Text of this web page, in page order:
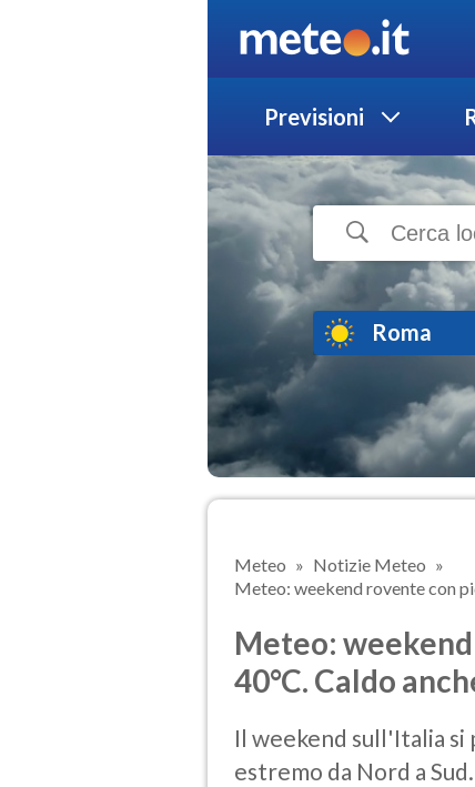
Previsioni
Roma
Meteo
Notizie Meteo
Meteo: weekend rovente con
Meteo:
40°C. Caldo
Il weekend sull'Italia si
estremo da Nord a